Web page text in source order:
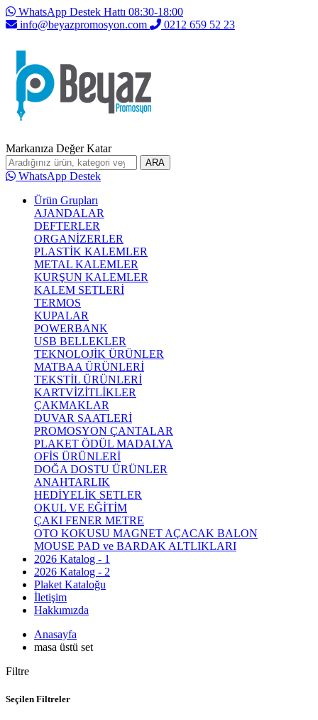
WhatsApp Destek Hattı 08:30-18:00
info@beyazpromosyon.com
0212 659 52 23
Markanıza Değer Katar
ARA
WhatsApp Destek
Ürün Grupları
AJANDALAR
DEFTERLER
ORGANİZERLER
PLASTİK KALEMLER
METAL KALEMLER
KURŞUN KALEMLER
KALEM SETLERİ
TERMOS
KUPALAR
POWERBANK
USB BELLEKLER
TEKNOLOJİK ÜRÜNLER
MATBAA ÜRÜNLERİ
TEKSTİL ÜRÜNLERİ
KARTVİZİTLİKLER
ÇAKMAKLAR
DUVAR SAATLERİ
PROMOSYON ÇANTALAR
PLAKET ÖDÜL MADALYA
OFİS ÜRÜNLERİ
DOĞA DOSTU ÜRÜNLER
ANAHTARLIK
HEDİYELİK SETLER
OKUL VE EĞİTİM
ÇAKI FENER METRE
OTO KOKUSU MAGNET AÇACAK BALON
MOUSE PAD ve BARDAK ALTLIKLARI
2026 Katalog - 1
2026 Katalog - 2
Plaket Kataloğu
İletişim
Hakkımızda
Anasayfa
masa üstü set
Filtre
Seçilen Filtreler